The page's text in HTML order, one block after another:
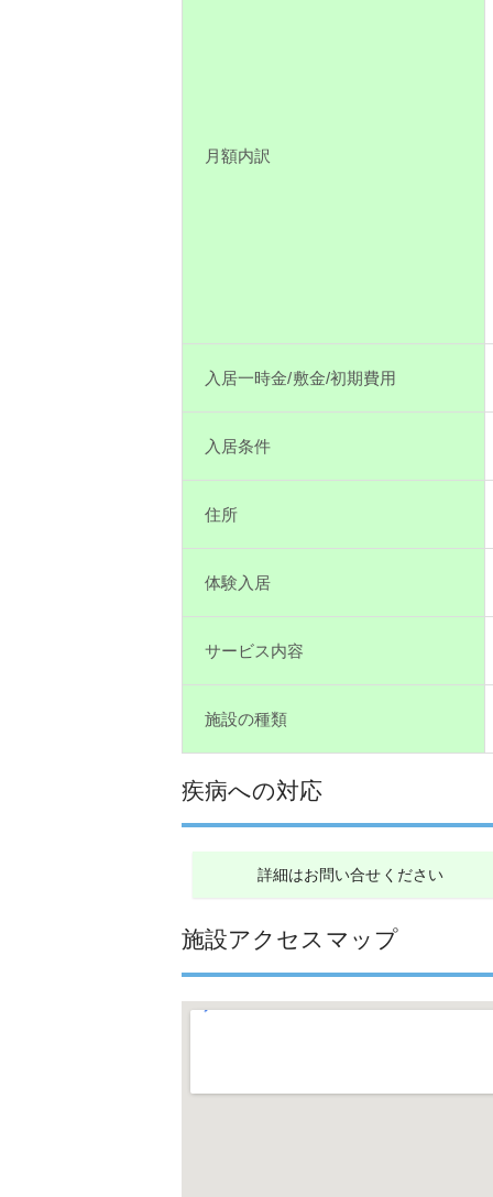
月額内訳
入居一時金/敷金/初期費用
入居条件
住所
体験入居
サービス内容
施設の種類
疾病への対応
詳細はお問い合せください
施設アクセスマップ